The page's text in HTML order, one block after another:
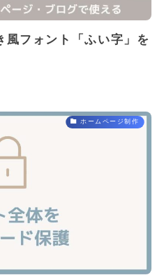
フォント「ふい字」を
ホームページ制作